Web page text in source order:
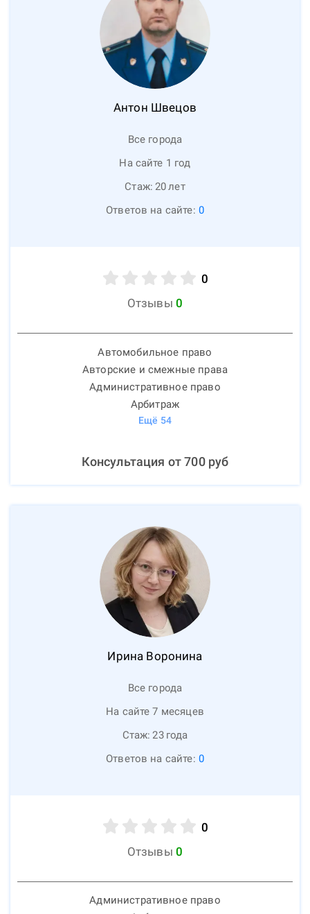
Антон Швецов
Все города
На сайте 1 год
Стаж: 20лет
Ответов на сайте: 0
0
Отзывы 0
Автомобильное право
Авторские и смежные права
Административное право
Арбитраж
Ещё 54
Консультация от700руб
Ирина Воронина
Все города
На сайте 7 месяцев
Стаж: 23 года
Ответов на сайте: 0
0
Отзывы 0
Административное право